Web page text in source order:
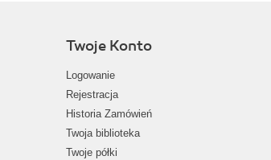
Twoje Konto
Logowanie
Rejestracja
Historia Zamówień
Twoja biblioteka
Twoje półki